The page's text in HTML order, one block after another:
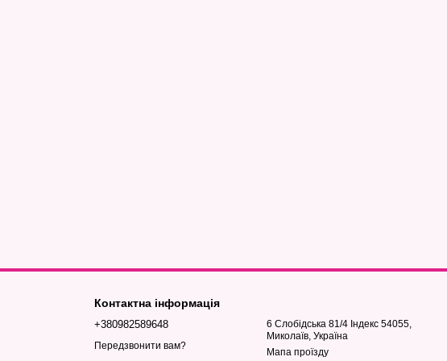
Контактна інформація
+380982589648
Передзвонити вам?
6 Слобідська 81/4 Індекс 54055,
Миколаїв, Україна
Мапа проїзду